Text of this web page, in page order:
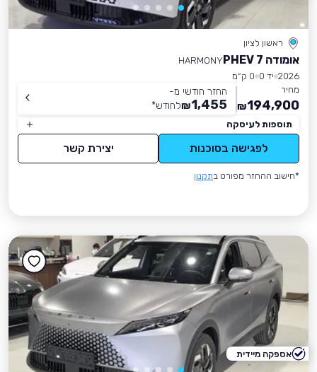
ראשון לציון
אומודה 7 PHEV
HARMONY
2026 יד 0
0 ק״מ
מחיר
194,900
₪
החזר חודשי מ-
1,455
₪לחודש*
תוספות לעיסקה
לפגישה בסוכנות יצירת קשר
*חישוב ההחזר מפורט בתקנון
אספקה מיידית